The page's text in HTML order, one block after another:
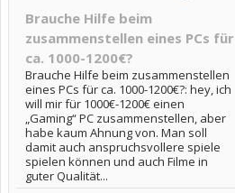
Brauche Hilfe beim
zusammenstellen eines PCs für
ca. 1000-1200€?
Brauche Hilfe beim zusammenstellen
eines PCs für ca. 1000-1200€?: hey, ich
will mir für 1000€-1200€ einen
„Gaming“ PC zusammenstellen, aber
habe kaum Ahnung von. Man soll
damit auch anspruchsvollere spiele
spielen können und auch Filme in
guter Qualität...